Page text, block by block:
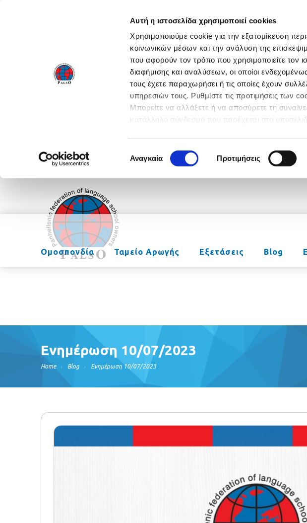
Αυτή η ιστοσελίδα χρησιμοποιεί cookies
Χρησιμοποιούμε cookie για την εξατομίκευση
κοινωνικών μέσων και την ανάλυση της
που αφορούν τον τρόπο που χρησιμοποιείτε τον
διαφήμισης και αναλύσεων, οι οποίοι
τους έχετε παραχωρήσει ή τις οποίες έχουν
υπηρεσιών τους. Ρυθμίστε τις προτιμήσεις των
Μπορείτε να αλλάξετε ή να αποσύρετε τη
κατάλληλο σύνδεσμο που παρέχεται στο
συγκατάθεσης
Αναγκαία Προτιμήσεις
Ομοσπονδία Ταμείο Αρωγής Εξετάσεις Blog
Ενημέρωση 10/07/2023
Home Blog Ενημέρωση 10/07/2023